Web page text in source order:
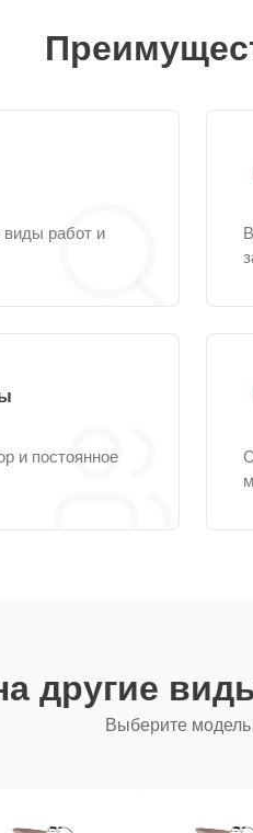
виды работ и
и постоянное
другие
Выберите модель